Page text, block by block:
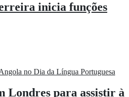
inicia funções
Londres para assistir à